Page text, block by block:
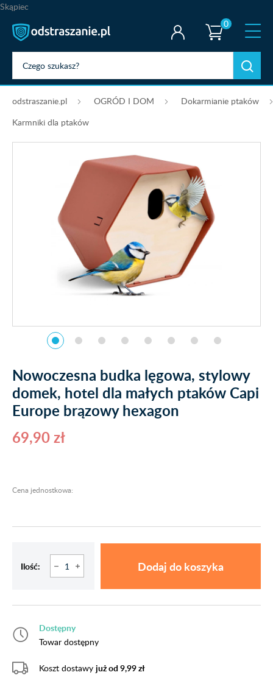
Skąpiec
0
odstraszanie.pl OGRÓD I DOM
Dokarmianie ptaków
Karmniki dla ptaków
Nowoczesna budka lęgowa, stylowy
domek, hotel dla małych ptaków Capi
Europe brązowy hexagon
69,90 zł
Cena jednostkowa:
Ilość: Dodaj do koszyka
Dostępny
Towar dostępny
Koszt dostawy już od 9,99 zł